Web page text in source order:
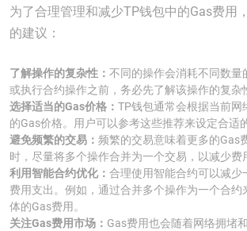
为了合理管理和减少TP钱包中的Gas费用
的建议：
了解操作的复杂性： 不同的操作会消耗不同数量
或执行合约操作之前，务必先了解该操作的复杂
选择适当的Gas价格： TP钱包通常会根据当前网
的Gas价格。用户可以参考这些推荐来设定合适
避免频繁的交易： 频繁的交易意味着更多的Gas
时，尽量将多个操作合并为一个交易，以减少费
利用智能合约优化： 合理使用智能合约可以减少
费用支出。例如，通过合并多个操作为一个合约
体的Gas费用。
关注Gas费用市场： Gas费用也会随着网络拥堵